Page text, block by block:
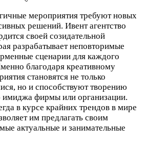
мероприятия требуют новых
решений. Ивент агентство
своей созидательной
разрабатывает неповторимые
сценарии для каждого
благодаря креативному
становятся не только
но и способствуют творению
имиджа фирмы или организации.
в курсе крайних трендов в мире
им предлагать своим
актуальные и занимательные